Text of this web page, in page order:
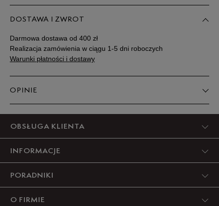
DOSTAWA I ZWROT
Darmowa dostawa od 400 zł
Realizacja zamówienia w ciągu 1-5 dni roboczych
Warunki płatności i dostawy
OPINIE
OBSŁUGA KLIENTA
INFORMACJE
PORADNIKI
O FIRMIE